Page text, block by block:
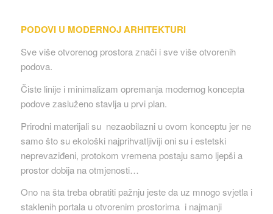
PODOVI U MODERNOJ ARHITEKTURI
Sve više otvorenog prostora znači i sve više otvorenih
podova.
Čiste linije i minimalizam opremanja modernog koncepta
podove zasluženo stavlja u prvi plan.
Prirodni materijali su nezaobilazni u ovom konceptu jer ne
samo što su ekološki najprihvatljiviji oni su i estetski
neprevaziđeni, protokom vremena postaju samo ljepši a
prostor dobija na otmjenosti…
Ono na šta treba obratiti pažnju jeste da uz mnogo svjetla i
staklenih portala u otvorenim prostorima i najmanji